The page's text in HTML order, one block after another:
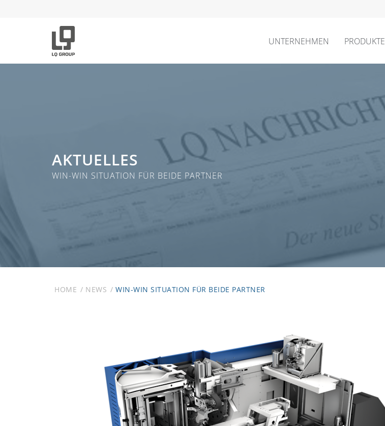
UNTERNEHMEN PRODUKTE
AKTUELLES
WIN-WIN SITUATION FÜR BEIDE PARTNER
HOME NEWS WIN-WIN SITUATION FÜR BEIDE PARTNER